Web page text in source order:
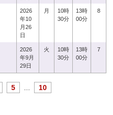
2026
年10
月26
日
月
10時
30分
13時
00分
8
2026
年9月
29日
火
10時
30分
13時
00分
7
5 10